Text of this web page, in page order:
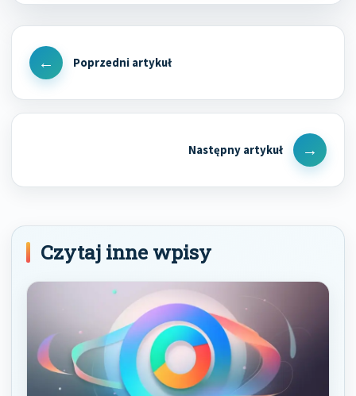
Nawigacja
wpisu
Previous
Next
Post
Czytaj inne wpisy